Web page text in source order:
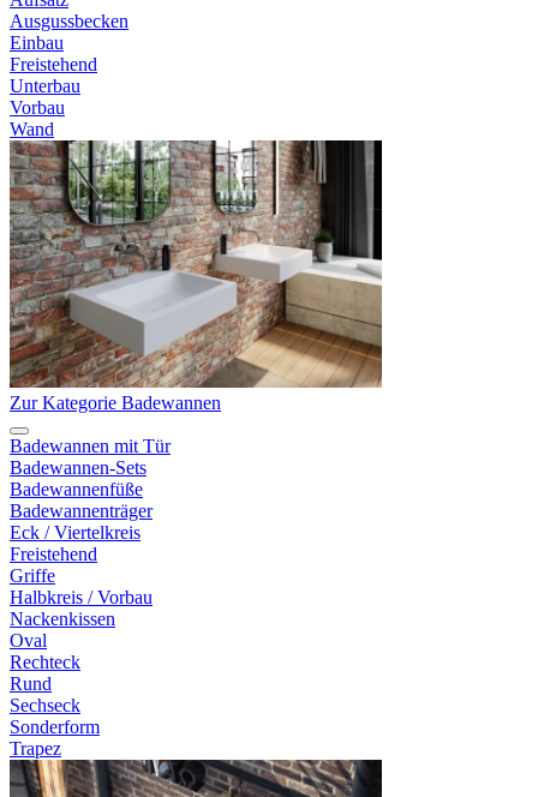
Ausgussbecken
Einbau
Freistehend
Unterbau
Vorbau
Wand
Zur Kategorie Badewannen
Badewannen mit Tür
Badewannen-Sets
Badewannenfüße
Badewannenträger
Eck / Viertelkreis
Freistehend
Griffe
Halbkreis / Vorbau
Nackenkissen
Oval
Rechteck
Rund
Sechseck
Sonderform
Trapez